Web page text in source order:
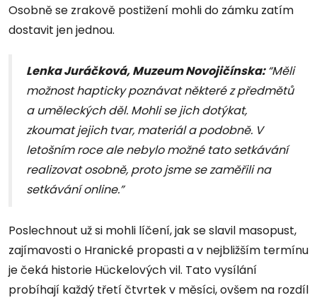
Osobně se zrakově postižení mohli do zámku zatím
dostavit jen jednou.
Lenka Juráčková, Muzeum Novojičínska:“Měli
možnost hapticky poznávat některé z předmětů
a uměleckých děl. Mohli se jich dotýkat,
zkoumat jejich tvar, materiál a podobně. V
letošním roce ale nebylo možné tato setkávání
realizovat osobně, proto jsme se zaměřili na
setkávání online.”
Poslechnout už si mohli líčení, jak se slavil masopust,
zajímavosti o Hranické propasti a v nejbližším termínu
je čeká historie Hückelových vil. Tato vysílání
probíhají každý třetí čtvrtek v měsíci, ovšem na rozdíl